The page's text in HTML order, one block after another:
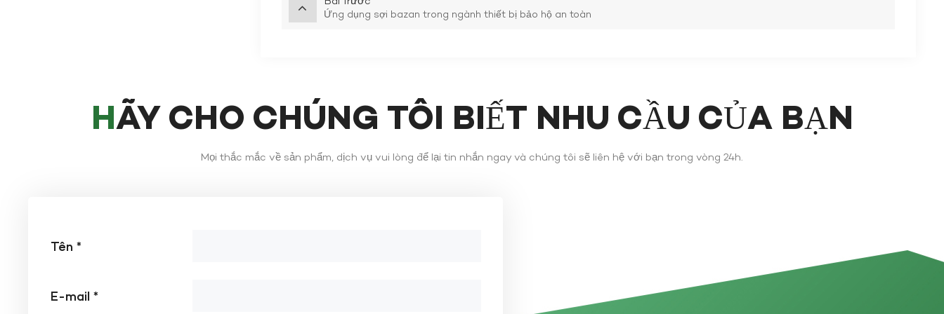
Ứng dụng sợi bazan trong ngành thiết bị bảo hộ an toàn
HÃY CHO CHÚNG TÔI BIẾT NHU CẦU CỦA BẠN
Mọi thắc mắc về sản phẩm, dịch vụ vui lòng để lại tin nhắn ngay và chúng tôi sẽ liên hệ với bạn trong vòng 24h.
Tên *
E-mail *